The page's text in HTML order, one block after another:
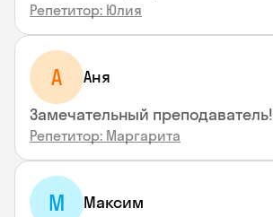
Репетитор: Юлия
А Аня
Замечательный преподаватель!
Репетитор: Маргарита
М Максим